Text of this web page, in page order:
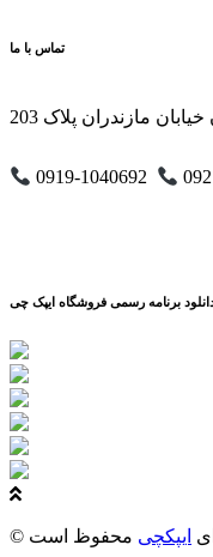
تماس با ما
مازندران پلاک 203
0919-1040692
برنامه رسمی فروشگاه ایپک چی
ایپکچی